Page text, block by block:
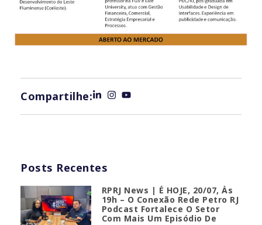
Compartilhe:
Posts Recentes
RPRJ News | É HOJE, 20/07, Às
19h – O Conexão Rede Petro RJ
Podcast Fortalece O Setor
Com Mais Um Episódio De